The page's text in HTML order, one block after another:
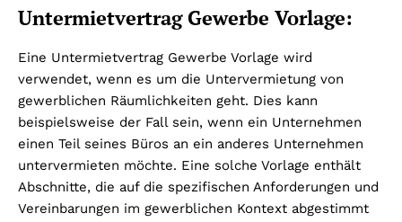
Untermietvertrag Gewerbe Vorlage:
Eine Untermietvertrag Gewerbe Vorlage wird
verwendet, wenn es um die Untervermietung von
gewerblichen Räumlichkeiten geht. Dies kann
beispielsweise der Fall sein, wenn ein Unternehmen
einen Teil seines Büros an ein anderes Unternehmen
untervermieten möchte. Eine solche Vorlage enthält
Abschnitte, die auf die spezifischen Anforderungen und
Vereinbarungen im gewerblichen Kontext abgestimmt